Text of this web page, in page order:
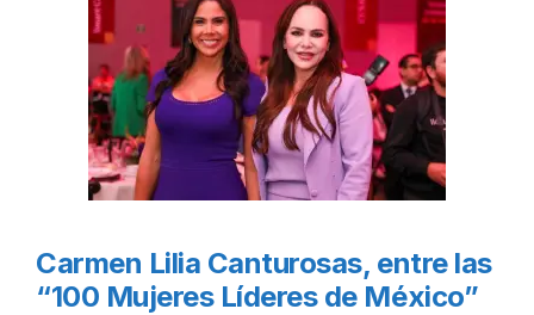
Carmen Lilia Canturosas, entre las
“100 Mujeres Líderes de México”